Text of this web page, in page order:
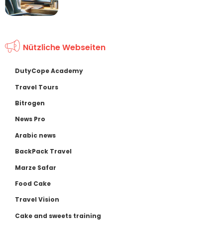
Nützliche Webseiten
DutyCope Academy
Travel Tours
Bitrogen
News Pro
Arabic news
BackPack Travel
Marze Safar
Food Cake
Travel Vision
Cake and sweets training